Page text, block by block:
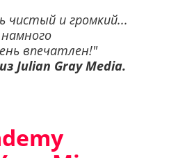
чистый и громкий...
впечатлен!"
Julian Gray Media.